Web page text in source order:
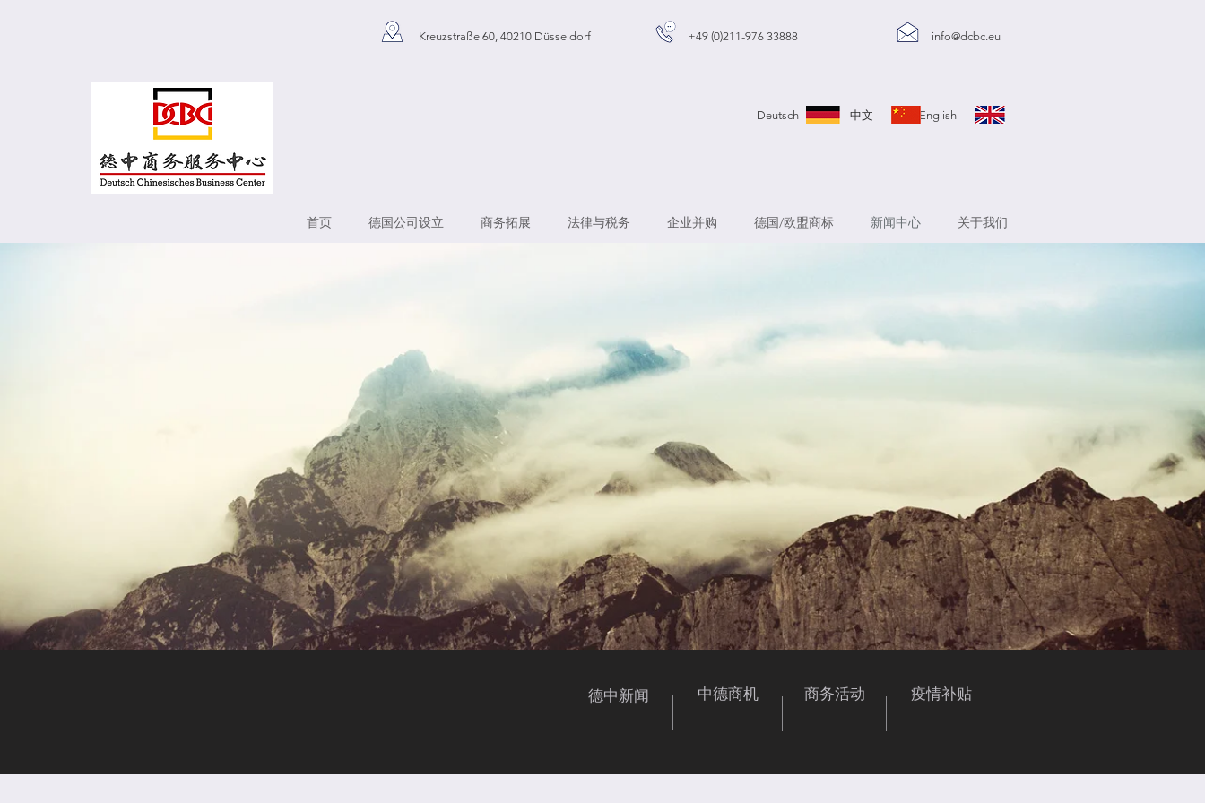
Kreuzstraße 60, 40210 Düsseldorf +49 (0)211-976 33888 info@dcbc.eu
Deutsch 中文 English
首页 德国公司设立 商务拓展 法律与税务 企业并购 德国/欧盟商标 新闻中心 关于我们
德中新闻 商务活动
中德商机 疫情补贴